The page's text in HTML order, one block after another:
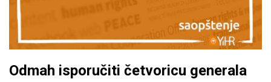
Odmah isporučiti četvoricu generala